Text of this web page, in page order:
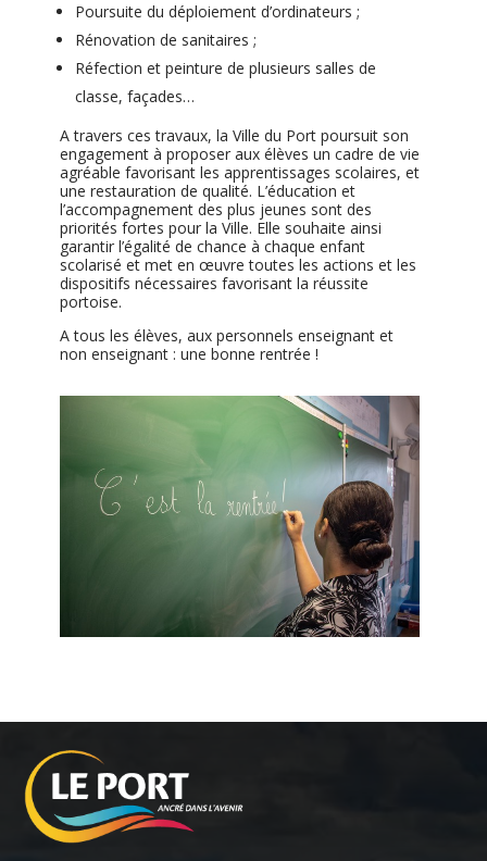
Poursuite du déploiement d’ordinateurs ;
Rénovation de sanitaires ;
Réfection et peinture de plusieurs salles de
classe, façades…
A travers ces travaux, la Ville du Port poursuit son
engagement à proposer aux élèves un cadre de vie
agréable favorisant les apprentissages scolaires, et
une restauration de qualité. L’éducation et
l’accompagnement des plus jeunes sont des
priorités fortes pour la Ville. Elle souhaite ainsi
garantir l’égalité de chance à chaque enfant
scolarisé et met en œuvre toutes les actions et les
dispositifs nécessaires favorisant la réussite
portoise.
A tous les élèves, aux personnels enseignant et
non enseignant : une bonne rentrée !